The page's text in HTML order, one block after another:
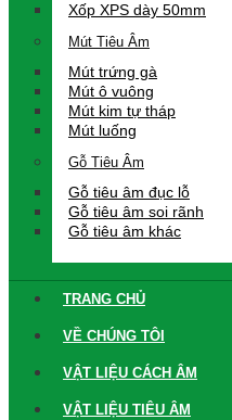
Xốp XPS dày 50mm
Mút Tiêu Âm
Mút trứng gà
Mút ô vuông
Mút kim tự tháp
Mút luống
Gỗ Tiêu Âm
Gỗ tiêu âm đục lỗ
Gỗ tiêu âm soi rãnh
Gỗ tiêu âm khác
TRANG CHỦ
VỀ CHÚNG TÔI
VẬT LIỆU CÁCH ÂM
VẬT LIỆU TIÊU ÂM